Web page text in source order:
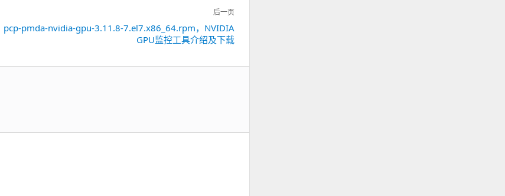
后一页
下
pcp-pmda-nvidia-gpu-3.11.8-7.el7.x86_64.rpm，NVIDIA
GPU监控工具介绍及下载